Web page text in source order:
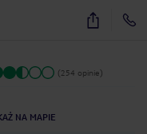
14
(254 opinie)
NA MAPIE